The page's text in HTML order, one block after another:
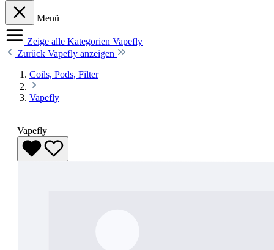
Menü
Zeige alle Kategorien Vapefly
Zurück Vapefly anzeigen
Coils, Pods, Filter
Vapefly
Vapefly